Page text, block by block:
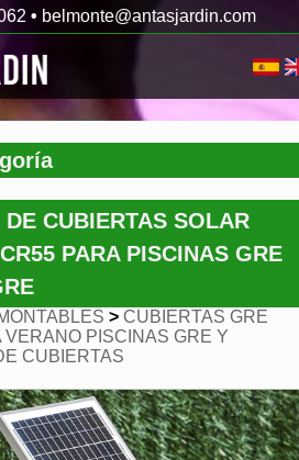
• belmonte@antasjardin.com
CUBIERTAS SOLAR
PARA PISCINAS GRE
> CUBIERTAS GRE
VERANO PISCINAS GRE Y
CUBIERTAS